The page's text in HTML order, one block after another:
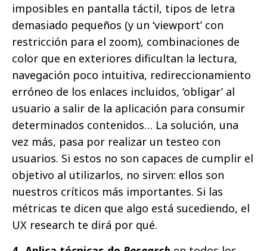
imposibles en pantalla táctil, tipos de letra
demasiado pequeños (y un ‘viewport’ con
restricción para el zoom), combinaciones de
color que en exteriores dificultan la lectura,
navegación poco intuitiva, redireccionamiento
erróneo de los enlaces incluidos, ‘obligar’ al
usuario a salir de la aplicación para consumir
determinados contenidos… La solución, una
vez más, pasa por realizar un testeo con
usuarios. Si estos no son capaces de cumplir el
objetivo al utilizarlos, no sirven: ellos son
nuestros críticos más importantes. Si las
métricas te dicen que algo está sucediendo, el
UX research te dirá por qué.